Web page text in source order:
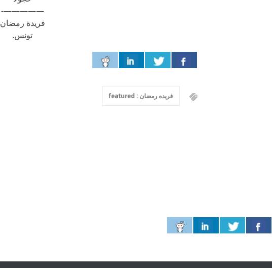
—————-
فريدة رمضان
تونس.
فريده رمضان : featured